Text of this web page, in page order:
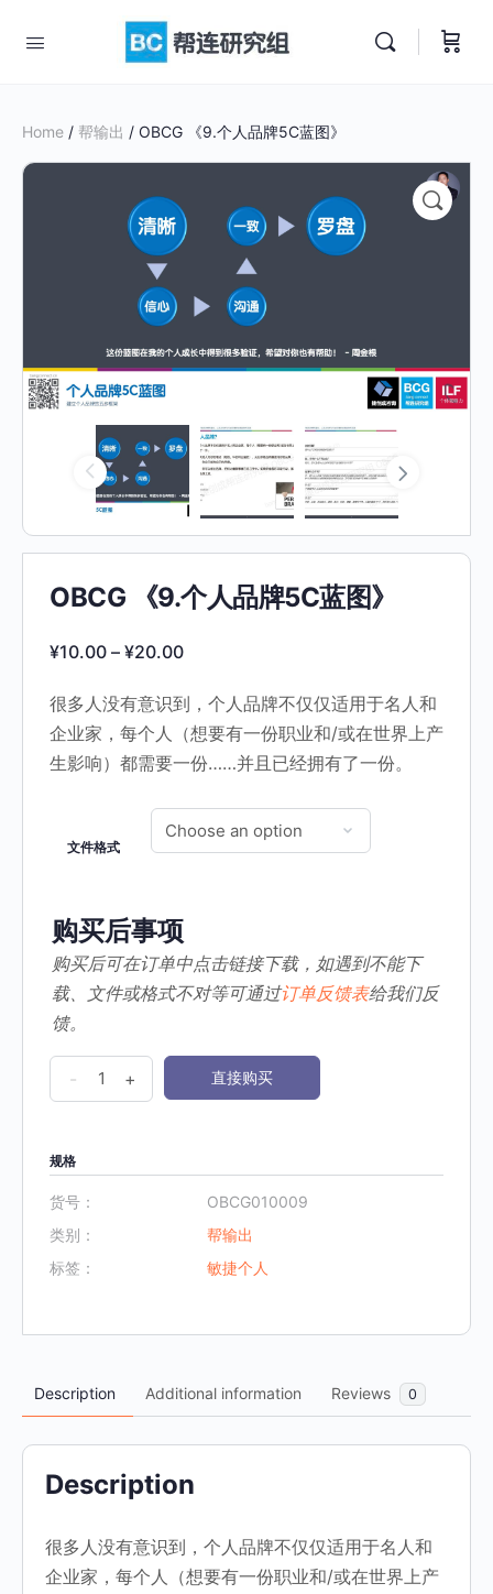
Home / 帮输出 / OBCG 《9.个人品牌5C蓝图》
OBCG 《9.个人品牌5C蓝图》
¥10.00 – ¥20.00
很多人没有意识到，个人品牌不仅仅适用于名人和
企业家，每个人（想要有一份职业和/或在世界上产
生影响）都需要一份……并且已经拥有了一份。
文件格式
购买后事项
购买后可在订单中点击链接下载，如遇到不能下
载、文件或格式不对等可通过订单反馈表给我们反
馈。
OBCG
《9.
人
牌
5C
蓝
数
- + 直接购买
规格
货号：
OBCG010009
类别：
帮输出
标签：
敏捷个人
Description Additional information Reviews 0
Description
很多人没有意识到，个人品牌不仅仅适用于名人和
企业家，每个人（想要有一份职业和/或在世界上产